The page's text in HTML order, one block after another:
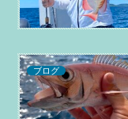
ブログ